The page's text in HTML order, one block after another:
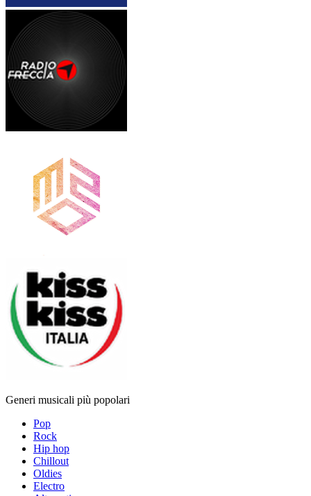
Generi musicali più popolari
Pop
Rock
Hip hop
Chillout
Oldies
Electro